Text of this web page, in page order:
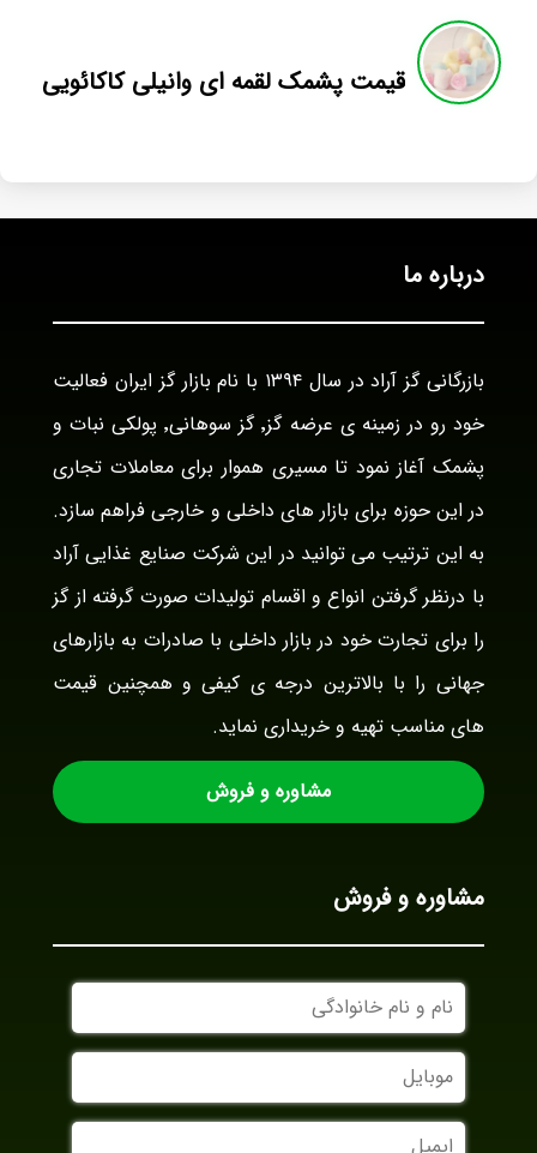
قیمت پشمک لقمه ای وانیلی کاکائویی
درباره ما
بازرگانی گز آراد در سال ۱۳۹۴ با نام بازار گز ایران فعالیت
خود رو در زمینه ی عرضه گز٬ گز سوهانی٬ پولکی نبات و
پشمک آغاز نمود تا مسیری هموار برای معاملات تجاری
در این حوزه برای بازار های داخلی و خارجی فراهم سازد.
به این ترتیب می توانید در این شرکت صنایع غذایی آراد
با درنظر گرفتن انواع و اقسام تولیدات صورت گرفته از گز
را برای تجارت خود در بازار داخلی با صادرات به بازارهای
جهانی را با بالاترین درجه ی کیفی و همچنین قیمت
های مناسب تهیه و خریداری نماید.
مشاوره و فروش
مشاوره و فروش
نام
و
نام
خانوادگی
موبایل
ایمیل